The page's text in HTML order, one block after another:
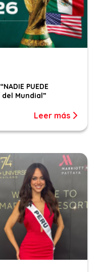
PUEDE
del Mundial”
Leer más